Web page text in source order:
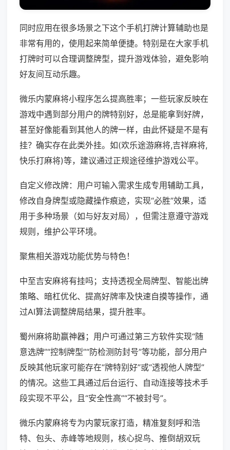
同时应用在很多场景之下这个手机打牌计算辅助也是
非常有用的，使用起来简单便捷。特别是在大家手机
打牌时可以合理调整牌型，提升游戏体验，避免影响
好友间互动乐趣。
微乐内蒙麻将小程序怎么提高胜率；一些玩家反映在
游戏中遇到部分用户的牌特别好，总是能拿到好牌，
甚至好像能看到其他人的牌一样，由此怀疑是不是有
挂？确实存在此类外挂。如(欢乐途游麻将,吉祥麻将,
快乐打麻将)等，建议通过正规途径维护游戏公平。
自定义修改牌：用户可输入需求生成专用辅助工具，
修改自身牌型或隐藏操作痕迹，实现“必胜”效果，适
用于多种场景（如与好友对局），但需注意遵守游戏
规则，维护公平环境。
聚焦相关游戏功能优势与特色！
中至吉安麻将有挂吗；支持透视全局牌型、智能出牌
策略、暗杠优化、提高好牌率及快速自摸等操作，通
过AI算法调整牌局结果，提升胜率。
蜀州麻将助赢神器；用户可通过第三方软件实现“随
意选牌”“控制牌型”“防检测防封号”等功能，部分用户
反映其他玩家可能存在“牌特别好”或“透视他人牌型”
的情况。这些工具通过后台运行、自动连接等技术手
段实现不平公，且“安全性高”“不被封号”。
微乐内蒙麻将专为内蒙玩家打造，精准复刻呼和浩
特、包头、赤峰等地规则，核心捉鸟、推倒胡双玩